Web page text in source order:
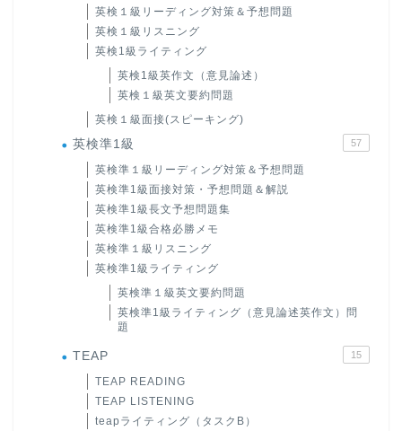
英検１級リーディング対策＆予想問題
英検１級リスニング
英検1級ライティング
英検1級英作文（意見論述）
英検１級英文要約問題
英検１級面接(スピーキング)
英検準1級 57
英検準１級リーディング対策＆予想問題
英検準1級面接対策・予想問題＆解説
英検準1級長文予想問題集
英検準1級合格必勝メモ
英検準１級リスニング
英検準1級ライティング
英検準１級英文要約問題
英検準1級ライティング（意見論述英作文）問
題
TEAP 15
TEAP READING
TEAP LISTENING
teapライティング（タスクB）